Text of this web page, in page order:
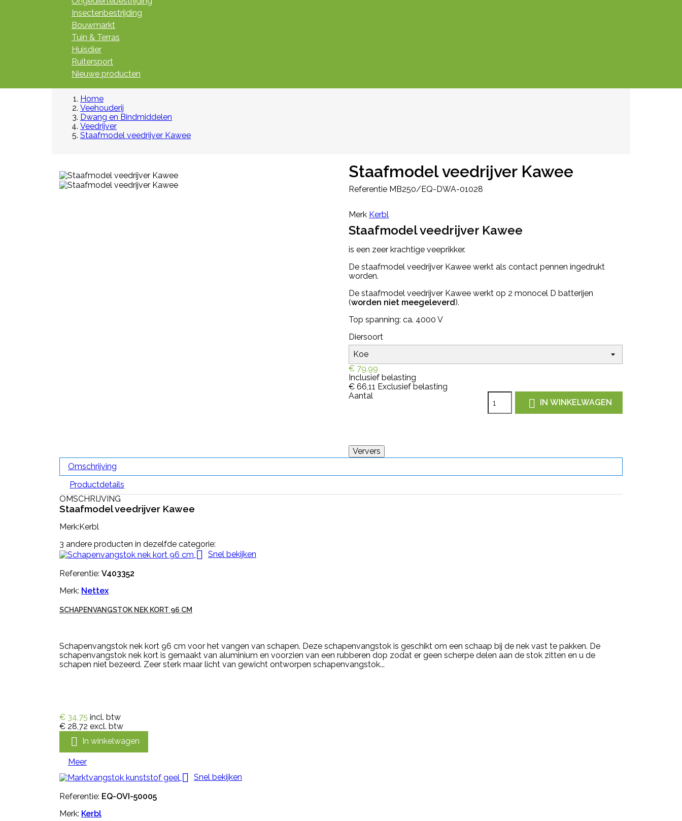
Insectenbestrijding
Bouwmarkt
Tuin & Terras
Huisdier
Ruitersport
Nieuwe producten
Home
Veehouderij
Dwang en Bindmiddelen
Veedrijver
Staafmodel veedrijver Kawee
Staafmodel veedrijver Kawee
Referentie MB250/EQ-DWA-01028
Merk Kerbl
Staafmodel veedrijver Kawee
is een zeer krachtige veeprikker.
De staafmodel veedrijver Kawee werkt als contact pennen ingedrukt
worden.
De staafmodel veedrijver Kawee werkt op 2 monocel D batterijen
(worden niet meegeleverd).
Top spanning: ca. 4000 V
Diersoort
€ 79,99
Inclusief belasting
€ 66,11 Exclusief belasting
Aantal
 IN WINKELWAGEN
Omschrijving
Productdetails
OMSCHRIJVING
Staafmodel veedrijver Kawee
Merk:Kerbl
3 andere producten in dezelfde categorie:
 Snel bekijken
Referentie: V403352
Merk: Nettex
SCHAPENVANGSTOK NEK KORT 96 CM
Schapenvangstok nek kort 96 cm voor het vangen van schapen. Deze schapenvangstok is geschikt om een schaap bij de nek vast te pakken. De
schapenvangstok nek kort is gemaakt van aluminium en voorzien van een rubberen dop zodat er geen scherpe delen aan de stok zitten en u de
schapen niet bezeerd. Zeer sterk maar licht van gewicht ontworpen schapenvangstok...
€ 34,75 incl. btw
€ 28,72 excl. btw
 In winkelwagen
Meer
 Snel bekijken
Referentie: EQ-OVI-50005
Merk: Kerbl